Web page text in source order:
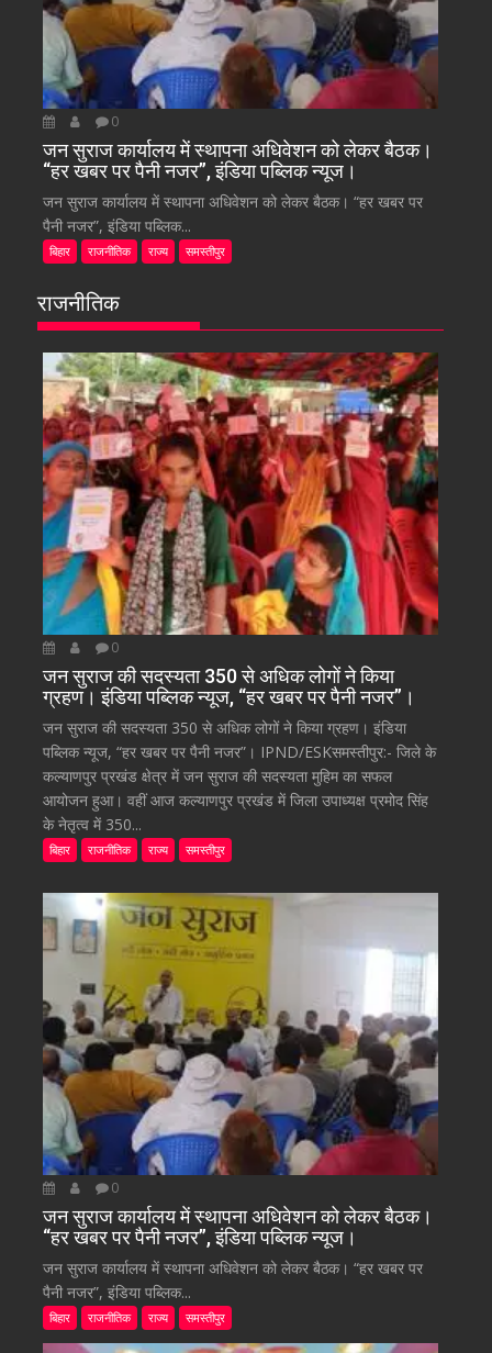
0
जन सुराज कार्यालय में स्थापना अधिवेशन को लेकर बैठक।
“हर खबर पर पैनी नजर”, इंडिया पब्लिक न्यूज।
जन सुराज कार्यालय में स्थापना अधिवेशन को लेकर बैठक। “हर खबर पर
पैनी नजर”, इंडिया पब्लिक...
बिहार राजनीतिक राज्य समस्तीपुर
राजनीतिक
0
जन सुराज की सदस्यता 350 से अधिक लोगों ने किया
ग्रहण। इंडिया पब्लिक न्यूज, “हर खबर पर पैनी नजर”।
जन सुराज की सदस्यता 350 से अधिक लोगों ने किया ग्रहण। इंडिया
पब्लिक न्यूज, “हर खबर पर पैनी नजर”। IPND/ESKसमस्तीपुर:- जिले के
कल्याणपुर प्रखंड क्षेत्र में जन सुराज की सदस्यता मुहिम का सफल
आयोजन हुआ। वहीं आज कल्याणपुर प्रखंड में जिला उपाध्यक्ष प्रमोद सिंह
के नेतृत्व में 350...
बिहार राजनीतिक राज्य समस्तीपुर
0
जन सुराज कार्यालय में स्थापना अधिवेशन को लेकर बैठक।
“हर खबर पर पैनी नजर”, इंडिया पब्लिक न्यूज।
जन सुराज कार्यालय में स्थापना अधिवेशन को लेकर बैठक। “हर खबर पर
पैनी नजर”, इंडिया पब्लिक...
बिहार राजनीतिक राज्य समस्तीपुर